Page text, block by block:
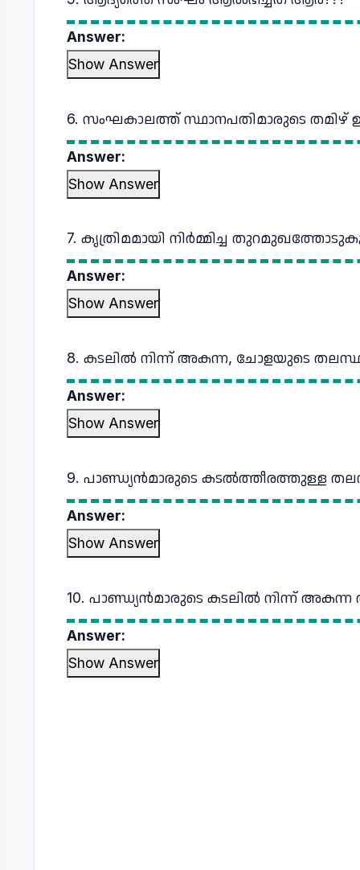
Answer:
Show Answer
6. സംഘകാലത്ത്‌ സ്ഥാനപതിമാരുടെ തമിഴ്‌
Answer:
Show Answer
7. കൃത്രിമമായി നിര്‍മ്മിച്ച
Answer:
Show Answer
8. കടലില്‍ നിന്ന്‌ അകന്ന, ചോളയുടെ
Answer:
Show Answer
9. പാണ്ഡ്യന്‍മാരുടെ കടല്‍ത്തീരത്തുള്ള
Answer:
Show Answer
10. പാണ്ഡ്യന്‍മാരുടെ കടലില്‍ നിന്ന്‌
Answer:
Show Answer